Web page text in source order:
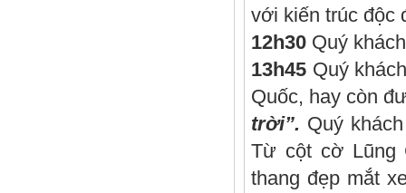
với kiến trúc độc
12h30 Quý
13h45 Quý
Quốc, hay còn
trời”. Quý
Từ cột cờ Lũng
thang đẹp mắt